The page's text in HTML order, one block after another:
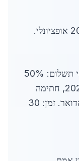
חוזה דיגיטלי נשלח במייל, כולל תנאי תשלום: 50%
מקדמה, 50% לאחר אספקה. ב-2026, חתימה
אלקטרונית מאושרת על ידי רשות הדואר. זמן: 30